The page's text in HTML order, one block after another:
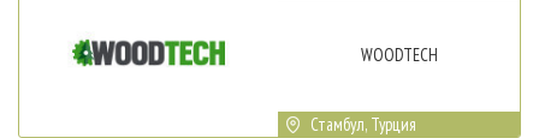
WOODTECH
Стамбул, Турция